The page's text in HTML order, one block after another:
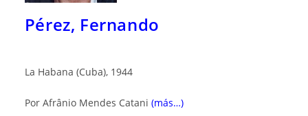
Pérez, Fernando
La Habana (Cuba), 1944
Por Afrânio Mendes Catani (más…)